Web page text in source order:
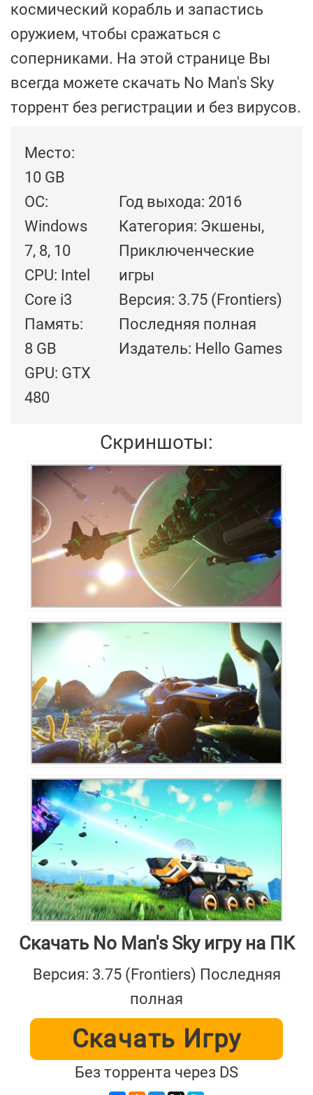
космический корабль и запастись
оружием, чтобы сражаться с
соперниками. На этой странице Вы
всегда можете скачать No Man's Sky
торрент без регистрации и без вирусов.
Место:
10 GB
ОС:
Windows
7, 8, 10
CPU: Intel
Core i3
Память:
8 GB
GPU: GTX
480
Год выхода: 2016
Категория: Экшены,
Приключенческие
игры
Версия: 3.75 (Frontiers)
Последняя полная
Издатель: Hello Games
Скриншоты:
Скачать No Man's Sky игру на ПК
Версия: 3.75 (Frontiers) Последняя
полная
Скачать Игру
Без торрента через DS